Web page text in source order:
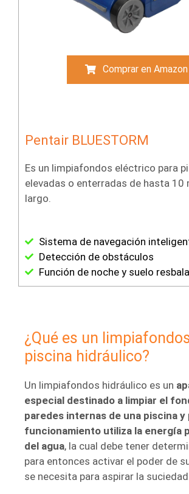
Comprar en Amazon
Pentair BLUESTORM
Es un limpiafondos eléctrico para
elevadas o enterradas de hasta 10
largo.
Sistema de navegación
Detección de obstáculos
Función de noche y suelo
¿Qué es un
piscina hidráulico?
Un limpiafondos hidráulico es un
especial destinado a limpiar el
paredes internas de una piscina y
funcionamiento utiliza la energía
del agua, la cual debe tener
para entonces activar el poder de
se necesita para aspirar la suciedad.